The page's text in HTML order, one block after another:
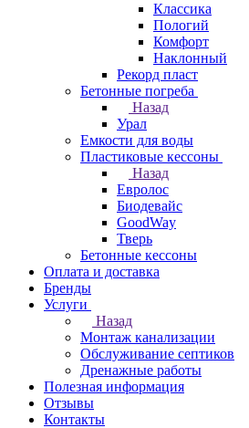
Классика
Пологий
Комфорт
Наклонный
Рекорд пласт
Бетонные погреба
Назад
Урал
Емкости для воды
Пластиковые кессоны
Назад
Евролос
Биодевайс
GoodWay
Тверь
Бетонные кессоны
Оплата и доставка
Бренды
Услуги
Назад
Монтаж канализации
Обслуживание септиков
Дренажные работы
Полезная информация
Отзывы
Контакты